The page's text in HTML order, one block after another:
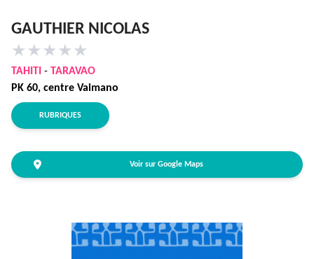
GAUTHIER NICOLAS
★ ★ ★ ★ ★
TAHITI - TARAVAO
PK 60, centre Vaimano
RUBRIQUES
Voir sur Google Maps